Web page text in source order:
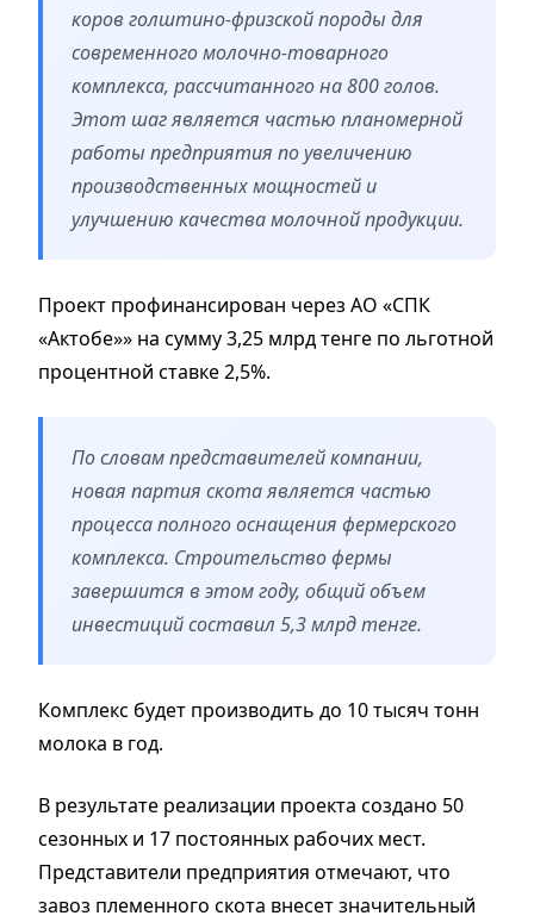
коров голштино-фризской породы для
современного молочно-товарного
комплекса, рассчитанного на 800 голов.
Этот шаг является частью планомерной
работы предприятия по увеличению
производственных мощностей и
улучшению качества молочной продукции.
Проект профинансирован через АО «СПК
«Актобе»» на сумму 3,25 млрд тенге по льготной
процентной ставке 2,5%.
По словам представителей компании,
новая партия скота является частью
процесса полного оснащения фермерского
комплекса. Строительство фермы
завершится в этом году, общий объем
инвестиций составил 5,3 млрд тенге.
Комплекс будет производить до 10 тысяч тонн
молока в год.
В результате реализации проекта создано 50
сезонных и 17 постоянных рабочих мест.
Представители предприятия отмечают, что
завоз племенного скота внесет значительный